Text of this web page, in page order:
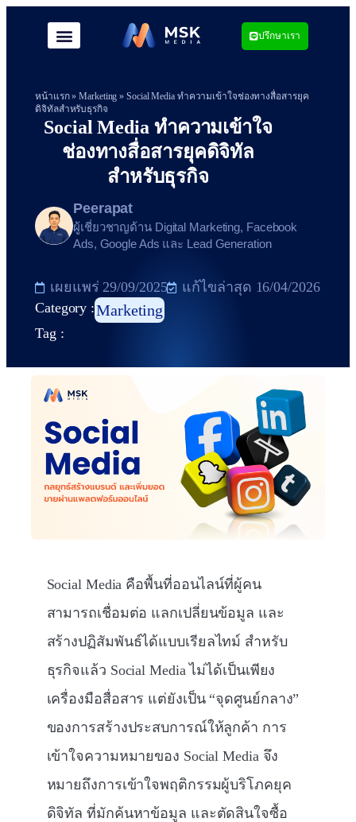
ปรึกษาเรา
หน้าแรก»Marketing »Social Media ทำความเข้าใจช่องทางสื่อสารยุค
ดิจิทัลสำหรับธุรกิจ
Social Media ทำความเข้าใจ
ช่องทางสื่อสารยุคดิจิทัล
สำหรับธุรกิจ
Peerapat
ผู้เชี่ยวชาญด้าน Digital Marketing, Facebook
Ads, Google Ads และ Lead Generation
เผยแพร่ 29/09/2025
แก้ไขล่าสุด 16/04/2026
Category :Marketing
Tag :
Social Media คือพื้นที่ออนไลน์ที่ผู้คน
สามารถเชื่อมต่อ แลกเปลี่ยนข้อมูล และ
สร้างปฏิสัมพันธ์ได้แบบเรียลไทม์ สำหรับ
ธุรกิจแล้ว Social Media ไม่ได้เป็นเพียง
เครื่องมือสื่อสาร แต่ยังเป็น “จุดศูนย์กลาง”
ของการสร้างประสบการณ์ให้ลูกค้า การ
เข้าใจความหมายของ Social Media จึง
หมายถึงการเข้าใจพฤติกรรมผู้บริโภคยุค
ดิจิทัล ที่มักค้นหาข้อมูล และตัดสินใจซื้อ